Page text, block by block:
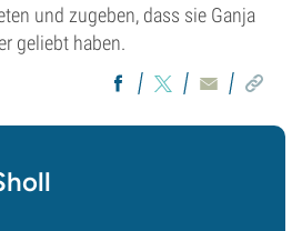
und zugeben, dass sie Ganja
geliebt haben.